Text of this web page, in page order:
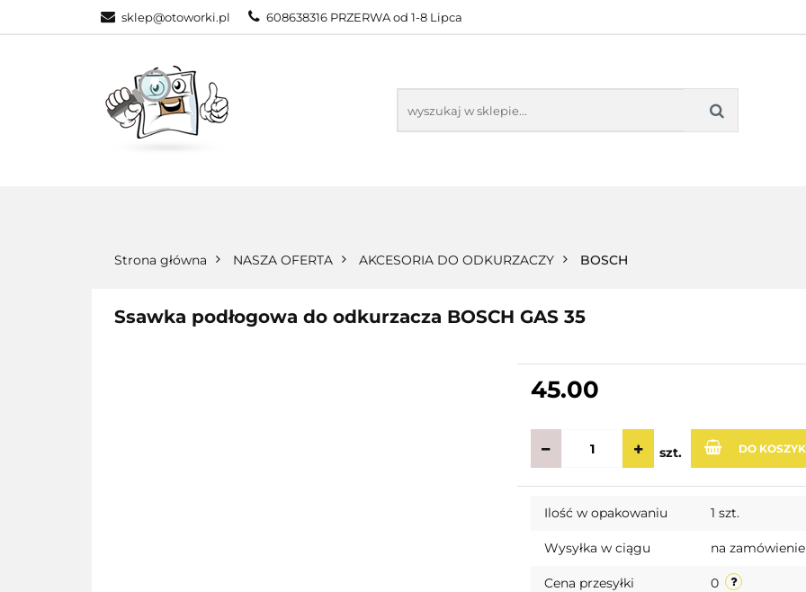
sklep@otoworki.pl 608638316 PRZERWA od 1-8 Lipca
NASZA OFERTA KONTAKT BESTSELLERY BLOG
Strona główna NASZA OFERTA AKCESORIA DO ODKURZACZY BOSCH
Ssawka podłogowa do odkurzacza BOSCH GAS 35
45.00
szt. DO
Ilość w opakowaniu 1 szt.
Wysyłka w ciągu na zamówienie
Cena przesyłki 0